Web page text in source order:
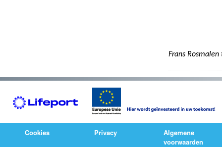
Frans
Cookies Privacy
Algemene
voorwaarden